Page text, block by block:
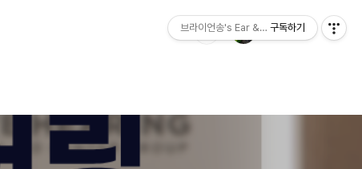
브라이언송's Ear & Hearing
구독하기